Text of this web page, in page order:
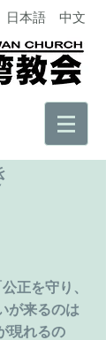
日本語 中文
正を守り、
が来るのは
現れるの